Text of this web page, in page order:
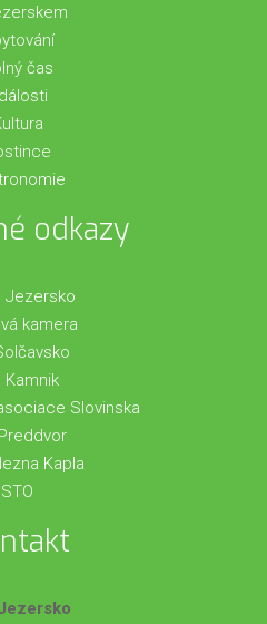
čas
odkazy
Jezersko
kamera
Kamnik
Slovinska
Kapla
STO